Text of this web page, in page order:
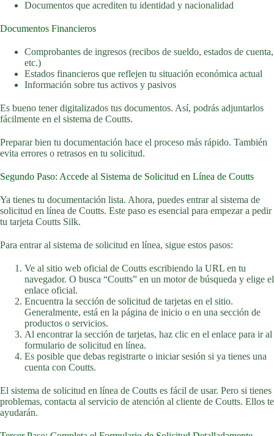
Documentos que acrediten tu identidad y nacionalidad
Documentos Financieros
Comprobantes de ingresos (recibos de sueldo, estados de cuenta,
etc.)
Estados financieros que reflejen tu situación económica actual
Información sobre tus activos y pasivos
Es bueno tener digitalizados tus documentos. Así, podrás adjuntarlos
fácilmente en el sistema de Coutts.
Preparar bien tu documentación hace el proceso más rápido. También
evita errores o retrasos en tu solicitud.
Segundo Paso: Accede al Sistema de Solicitud en Línea de Coutts
Ya tienes tu documentación lista. Ahora, puedes entrar al sistema de
solicitud en línea de Coutts. Este paso es esencial para empezar a pedir
tu tarjeta Coutts Silk.
Para entrar al sistema de solicitud en línea, sigue estos pasos:
Ve al sitio web oficial de Coutts escribiendo la URL en tu
navegador. O busca “Coutts” en un motor de búsqueda y elige el
enlace oficial.
Encuentra la sección de solicitud de tarjetas en el sitio.
Generalmente, está en la página de inicio o en una sección de
productos o servicios.
Al encontrar la sección de tarjetas, haz clic en el enlace para ir al
formulario de solicitud en línea.
Es posible que debas registrarte o iniciar sesión si ya tienes una
cuenta con Coutts.
El sistema de solicitud en línea de Coutts es fácil de usar. Pero si tienes
problemas, contacta al servicio de atención al cliente de Coutts. Ellos te
ayudarán.